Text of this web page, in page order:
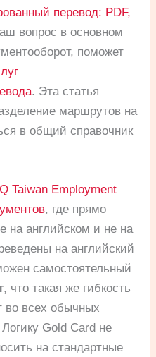
перевод: PDF,
вопрос в основном
поможет
. Эта статья
маршрутов на
в общий справочник
Taiwan Employment
, где прямо
на английском и не на
на английский
самостоятельный
, что такая же гибкость
во всех обычных
Gold Card не
на стандартные